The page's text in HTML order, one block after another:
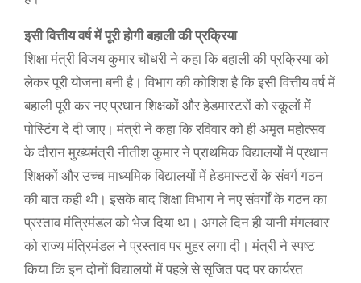
इसी वित्तीय वर्ष में पूरी होगी बहाली की प्रक्रिया
शिक्षा मंत्री विजय कुमार चौधरी ने कहा कि बहाली की प्रक्रिया को
लेकर पूरी योजना बनी है। विभाग की कोशिश है कि इसी वित्तीय वर्ष में
बहाली पूरी कर नए प्रधान शिक्षकों और हेडमास्टरों को स्कूलों में
पोस्टिंग दे दी जाए। मंत्री ने कहा कि रविवार को ही अमृत महोत्सव
के दौरान मुख्यमंत्री नीतीश कुमार ने प्राथमिक विद्यालयों में प्रधान
शिक्षकों और उच्च माध्यमिक विद्यालयों में हेडमास्टरों के संवर्ग गठन
की बात कही थी। इसके बाद शिक्षा विभाग ने नए संवर्गों के गठन का
प्रस्ताव मंत्रिमंडल को भेज दिया था। अगले दिन ही यानी मंगलवार
को राज्य मंत्रिमंडल ने प्रस्ताव पर मुहर लगा दी। मंत्री ने स्पष्ट
किया कि इन दोनों विद्यालयों में पहले से सृजित पद पर कार्यरत